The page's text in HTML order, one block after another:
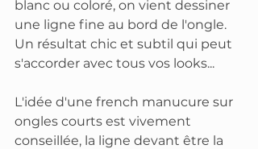
blanc ou coloré, on vient dessiner
une ligne fine au bord de l'ongle.
Un résultat chic et subtil qui peut
s'accorder avec tous vos looks...
L'idée d'une french manucure sur
ongles courts est vivement
conseillée, la ligne devant être la